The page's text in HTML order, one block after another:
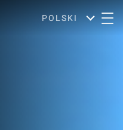
POLSKI